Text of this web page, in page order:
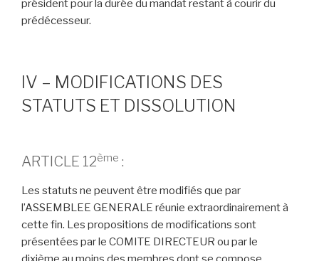
président pour la durée du mandat restant à courir du
prédécesseur.
IV – MODIFICATIONS DES
STATUTS ET DISSOLUTION
ARTICLE 12ème :
Les statuts ne peuvent être modifiés que par
l’ASSEMBLEE GENERALE réunie extraordinairement à
cette fin. Les propositions de modifications sont
présentées par le COMITE DIRECTEUR ou par le